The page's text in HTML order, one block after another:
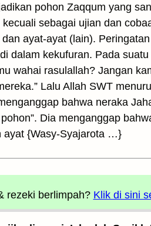
pohon Zaqqum yang
sebagai ujian dan
ayat-ayat (lain).
dalam kekufuran. Pada
wahai rasulallah? Jangan
Lalu Allah SWT
bahwa neraka
Dia menganggap
ayat {Wasy-Syajarota …}
rezeki berlimpah? Klik di sini